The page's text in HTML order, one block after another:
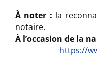
À noter : la
notaire.
À l’occasion de la
https://